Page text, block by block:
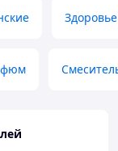
Здоровье